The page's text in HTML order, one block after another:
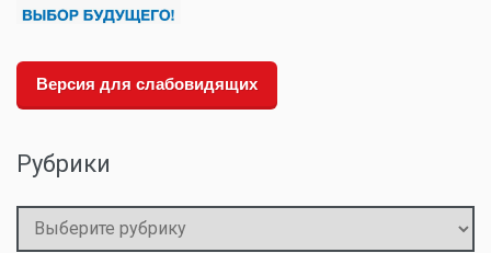
Версия для слабовидящих
Рубрики
Рубрики